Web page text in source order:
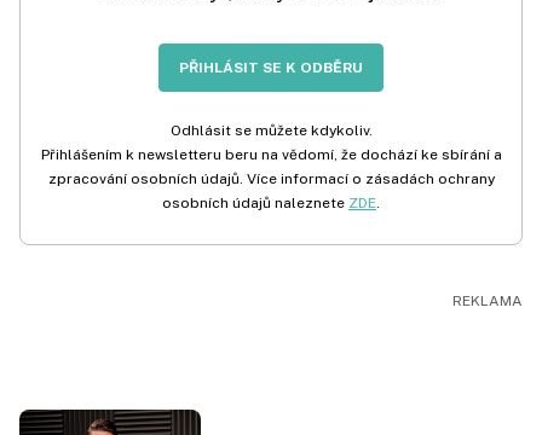
PŘIHLÁSIT SE K ODBĚRU
Odhlásit se můžete kdykoliv.
Přihlášením k newsletteru beru na vědomí, že dochází ke sbírání a
zpracování osobních údajů. Více informací o zásadách ochrany
osobních údajů naleznete ZDE.